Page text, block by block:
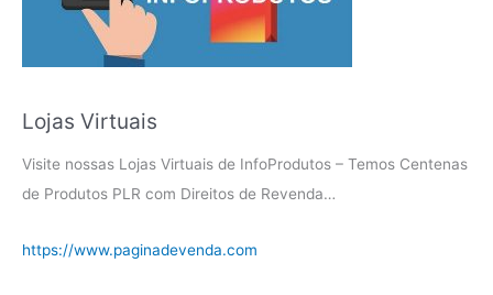
Lojas Virtuais
Visite nossas Lojas Virtuais de InfoProdutos – Temos Centenas
de Produtos PLR com Direitos de Revenda…
https://www.paginadevenda.com